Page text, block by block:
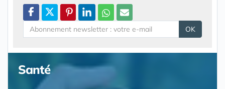
OK
Santé